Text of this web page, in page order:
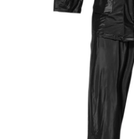
Tricou/Pantaloni termici
Echipament Impermeabil
Accesorii echipamente